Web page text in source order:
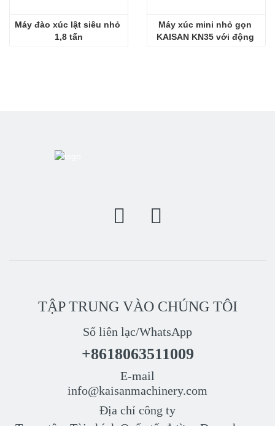
Máy đào xúc lật siêu nhỏ
1,8 tấn
Máy xúc mini nhỏ gọn
KAISAN KN35 với động
TẬP TRUNG VÀO CHÚNG TÔI
Số liên lạc/WhatsApp
+8618063511009
E-mail
info@kaisanmachinery.com
Địa chỉ công ty